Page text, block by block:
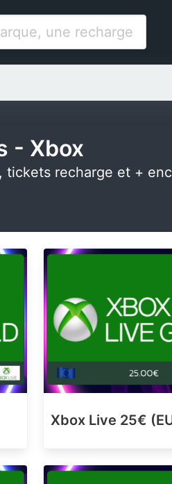
- Xbox
tickets recharge et +
Xbox Live 25€